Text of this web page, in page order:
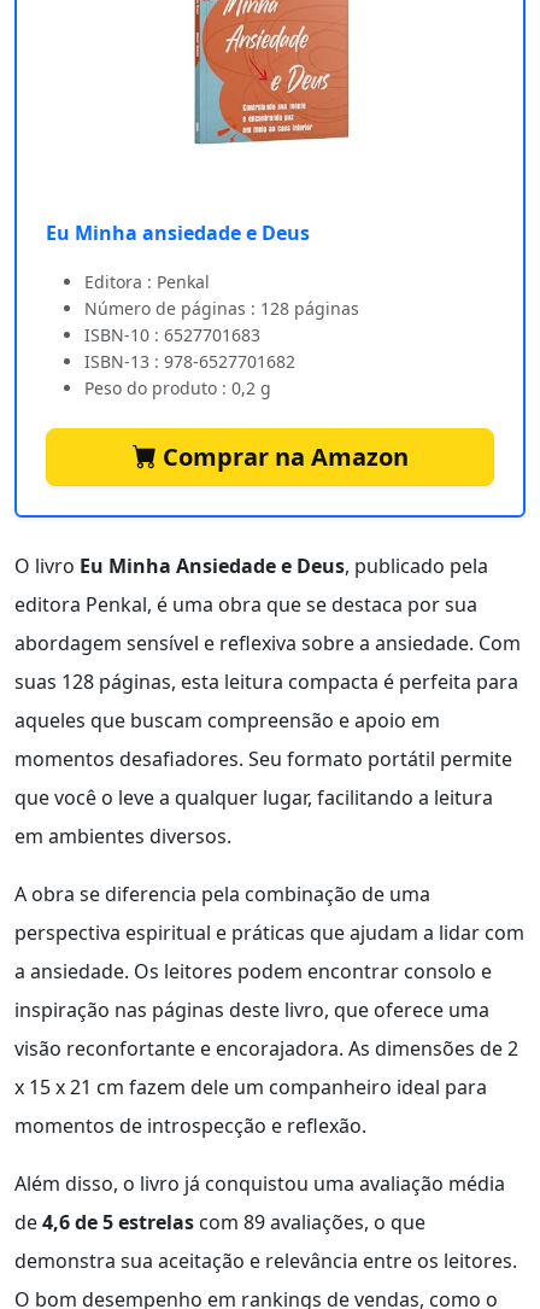
Eu Minha ansiedade e Deus
Editora : Penkal
Número de páginas : 128 páginas
ISBN-10 : 6527701683
ISBN-13 : 978-6527701682
Peso do produto : 0,2 g
Comprar na Amazon
O livro Eu Minha Ansiedade e Deus, publicado pela
editora Penkal, é uma obra que se destaca por sua
abordagem sensível e reflexiva sobre a ansiedade. Com
suas 128 páginas, esta leitura compacta é perfeita para
aqueles que buscam compreensão e apoio em
momentos desafiadores. Seu formato portátil permite
que você o leve a qualquer lugar, facilitando a leitura
em ambientes diversos.
A obra se diferencia pela combinação de uma
perspectiva espiritual e práticas que ajudam a lidar com
a ansiedade. Os leitores podem encontrar consolo e
inspiração nas páginas deste livro, que oferece uma
visão reconfortante e encorajadora. As dimensões de 2
x 15 x 21 cm fazem dele um companheiro ideal para
momentos de introspecção e reflexão.
Além disso, o livro já conquistou uma avaliação média
de4,6 de 5 estrelas com 89 avaliações, o que
demonstra sua aceitação e relevância entre os leitores.
O bom desempenho em rankings de vendas, como o